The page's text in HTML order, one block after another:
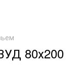
80х200